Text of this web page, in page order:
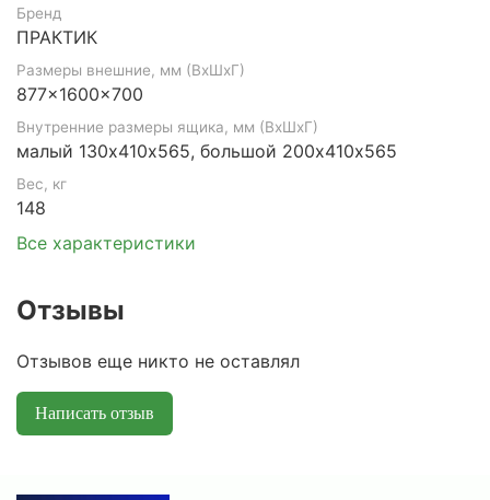
Бренд
ПРАКТИК
Размеры внешние, мм (ВхШхГ)
877x1600x700
Внутренние размеры ящика, мм (ВхШхГ)
малый 130х410х565, большой 200х410х565
Вес, кг
148
Все характеристики
Отзывы
Отзывов еще никто не оставлял
Написать отзыв